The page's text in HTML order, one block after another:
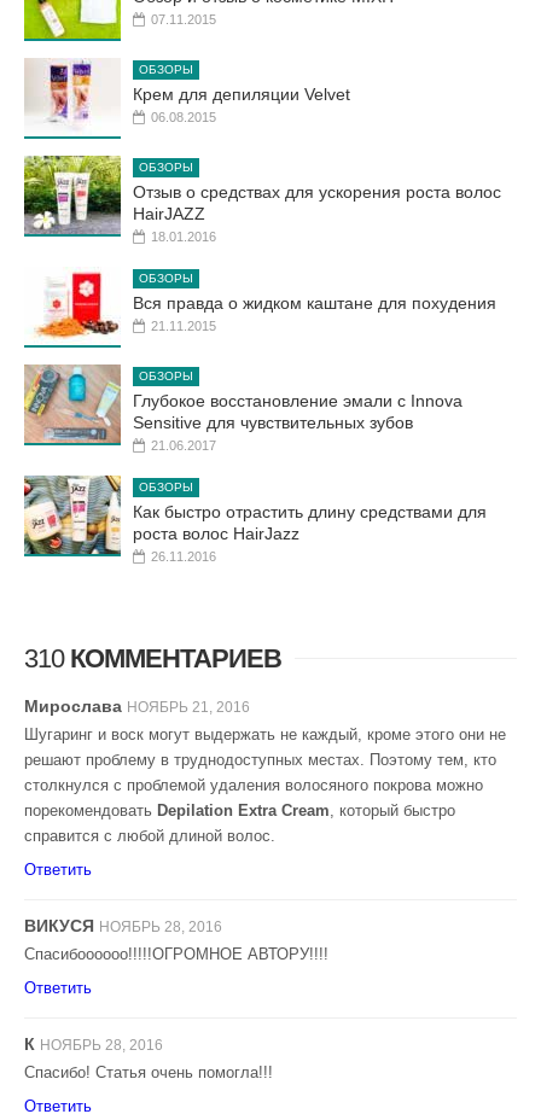
07.11.2015
ОБЗОРЫ
Крем для депиляции Velvet
06.08.2015
ОБЗОРЫ
Отзыв о средствах для ускорения роста волос
HairJAZZ
18.01.2016
ОБЗОРЫ
Вся правда о жидком каштане для похудения
21.11.2015
ОБЗОРЫ
Глубокое восстановление эмали с Innova
Sensitive для чувствительных зубов
21.06.2017
ОБЗОРЫ
Как быстро отрастить длину средствами для
роста волос HairJazz
26.11.2016
310 КОММЕНТАРИЕВ
Мирослава НОЯБРЬ 21, 2016
Шугаринг и воск могут выдержать не каждый, кроме этого они не
решают проблему в труднодоступных местах. Поэтому тем, кто
столкнулся с проблемой удаления волосяного покрова можно
порекомендовать Depilation Extra Cream, который быстро
справится с любой длиной волос.
Ответить
ВИКУСЯ НОЯБРЬ 28, 2016
Спасибоооооо!!!!!ОГРОМНОЕ АВТОРУ!!!!
Ответить
К НОЯБРЬ 28, 2016
Спасибо! Статья очень помогла!!!
Ответить